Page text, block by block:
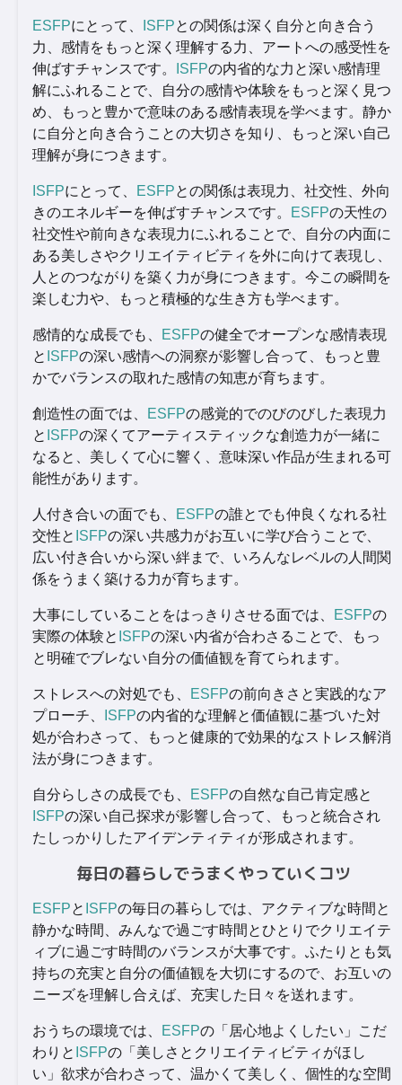
ESFPにとって、 ISFPとの関係は深く自分と向き合う
力、感情をもっと深く理解する力、アートへの感受性を
伸ばすチャンスです。
ISFPの内省的な力と深い感情理
解にふれることで、自分の感情や体験をもっと深く見つ
め、もっと豊かで意味のある感情表現を学べます。静か
に自分と向き合うことの大切さを知り、もっと深い自己
理解が身につきます。
ISFPにとって、 ESFPとの関係は表現力、社交性、外向
きのエネルギーを伸ばすチャンスです。
ESFPの天性の
社交性や前向きな表現力にふれることで、自分の内面に
ある美しさやクリエイティビティを外に向けて表現し、
人とのつながりを築く力が身につきます。今この瞬間を
楽しむ力や、もっと積極的な生き方も学べます。
感情的な成長でも、 ESFPの健全でオープンな感情表現
と ISFPの深い感情への洞察が影響し合って、もっと豊
かでバランスの取れた感情の知恵が育ちます。
創造性の面では、 ESFPの感覚的でのびのびした表現力
と ISFPの深くてアーティスティックな創造力が一緒に
なると、美しくて心に響く、意味深い作品が生まれる可
能性があります。
人付き合いの面でも、 ESFPの誰とでも仲良くなれる社
交性と ISFPの深い共感力がお互いに学び合うことで、
広い付き合いから深い絆まで、いろんなレベルの人間関
係をうまく築ける力が育ちます。
大事にしていることをはっきりさせる面では、 ESFPの
実際の体験と ISFPの深い内省が合わさることで、もっ
と明確でブレない自分の価値観を育てられます。
ストレスへの対処でも、 ESFPの前向きさと実践的なア
プローチ、
ISFPの内省的な理解と価値観に基づいた対
処が合わさって、もっと健康的で効果的なストレス解消
法が身につきます。
自分らしさの成長でも、 ESFPの自然な自己肯定感と
ISFPの深い自己探求が影響し合って、もっと統合され
たしっかりしたアイデンティティが形成されます。
毎日の暮らしでうまくやっていくコツ
ESFPと ISFPの毎日の暮らしでは、アクティブな時間と
静かな時間、みんなで過ごす時間とひとりでクリエイテ
ィブに過ごす時間のバランスが大事です。ふたりとも気
持ちの充実と自分の価値観を大切にするので、お互いの
ニーズを理解し合えば、充実した日々を送れます。
おうちの環境では、 ESFPの「居心地よくしたい」こだ
わりと ISFPの「美しさとクリエイティビティがほし
い」欲求が合わさって、温かくて美しく、個性的な空間